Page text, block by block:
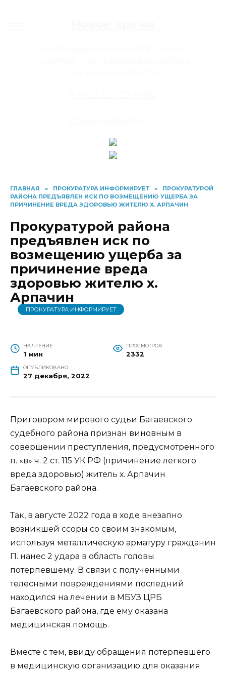
ГЛАВНАЯ » ПРОКУРАТУРА ИНФОРМИРУЕТ »
ПРОКУРАТУРОЙ
РАЙОНА ПРЕДЪЯВЛЕН ИСК ПО ВОЗМЕЩЕНИЮ УЩЕРБА ЗА
ПРИЧИНЕНИЕ ВРЕДА ЗДОРОВЬЮ ЖИТЕЛЮ Х. АРПАЧИН
Прокуратурой района
предъявлен иск по
возмещению ущерба за
причинение вреда
здоровью жителю х.
Арпачин
ПРОКУРАТУРА ИНФОРМИРУЕТ
НА ЧТЕНИЕ
1 мин
ПРОСМОТРОВ
2332
ОПУБЛИКОВАНО
27 декабря, 2022
Приговором мирового судьи Багаевского
судебного района признан виновным в
совершении преступления, предусмотренного
п. «в» ч. 2 ст. 115 УК РФ (причинение легкого
вреда здоровью) житель х. Арпачин
Багаевского района.
Так, в августе 2022 года в ходе внезапно
возникшей ссоры со своим знакомым,
используя металлическую арматуру гражданин
П. нанес 2 удара в область головы
потерпевшему. В связи с полученными
телесными повреждениями последний
находился на лечении в МБУЗ ЦРБ
Багаевского района, где ему оказана
медицинская помощь.
Вместе с тем, ввиду обращения потерпевшего
в медицинскую организацию для оказания